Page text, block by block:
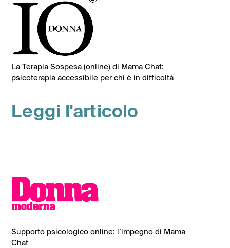
La Terapia Sospesa (online) di Mama Chat:
psicoterapia accessibile per chi è in difficoltà
Leggi l'articolo
Supporto psicologico online: l’impegno di Mama
Chat